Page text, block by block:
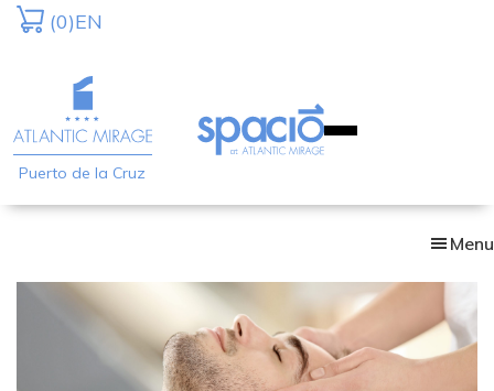
Skip
content
(0)EN
Puerto de la Cruz
Menu